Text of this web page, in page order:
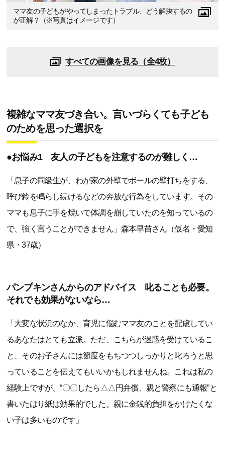
ママ友の子どもがやってしまったトラブル、どう解決するの
が正解？（※写真はイメージです）
すべての画像を見る（全4枚）
複雑なママ友づき合い。言いづらくても子ども
のためを思った選択を
●お悩み1 友人の子どもを注意するのが難しく…
「息子の同級生が、わが家の外壁でボールの壁打ちをする、
呼び鈴を鳴らし続けるなどの奔放な行為をしています。その
ママも息子に手を焼いて体調を崩していたのを知っているの
で、強く言うことができません」森本早苗さん（仮名・愛知
県・37歳）
パンプキンさんからのアドバイス 叱ることも必要。
それでも効果がないなら…
「大変な状況のなか、育児に悩むママ友のことを配慮してい
るあなたはとても立派。ただ、こちらが迷惑を受けているこ
と、そのお子さんには節度をもちつつしっかりと叱ろうと思
っていることを伝えてもいいかもしれませんね。これは私の
経験上ですが、“〇〇したら△△円弁償、親と警察にも通報”と
書いたはり紙は効果的でした。親に金銭的負担をかけたくな
い子は多いものです」